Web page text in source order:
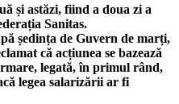
și astăzi, fiind a doua zi a
Sanitas.
ședința de Guvern de marți,
că acțiunea se bazează
legată, în primul rând,
legea salarizării ar fi